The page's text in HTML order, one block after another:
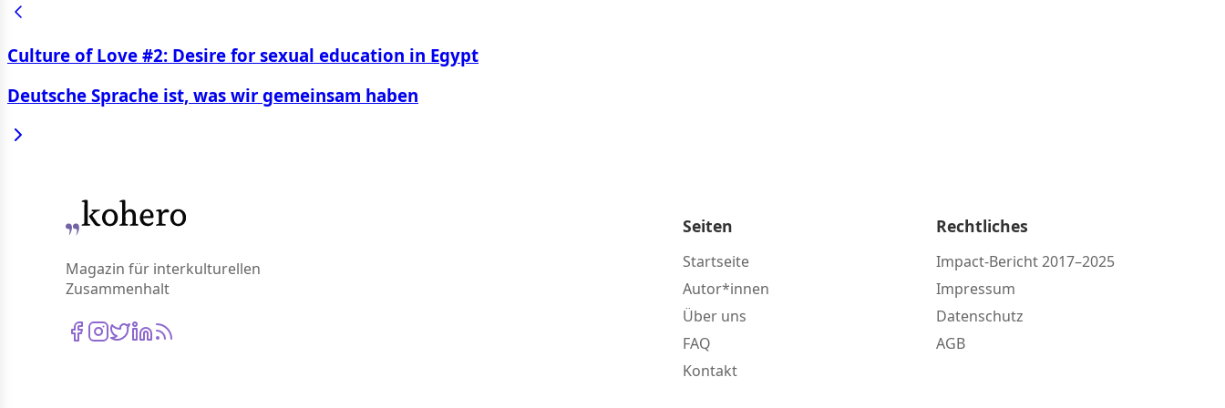
Culture of Love #2: Desire for sexual education in Egypt
Deutsche Sprache ist, was wir gemeinsam haben
Magazin für interkulturellen
Zusammenhalt
Seiten
Startseite
Autor*innen
Über uns
FAQ
Kontakt
Rechtliches
Impact-Bericht 2017–2025
Impressum
Datenschutz
AGB